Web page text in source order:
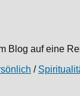
Blog auf eine
/